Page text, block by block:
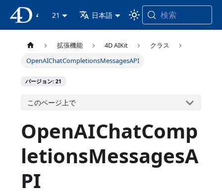
21 日本語 検索
拡張機能 4D AIKit
クラス
OpenAIChatCompletionsMessagesAPI
バージョン: 21
このページ上で
OpenAIChatComp
letionsMessagesA
PI